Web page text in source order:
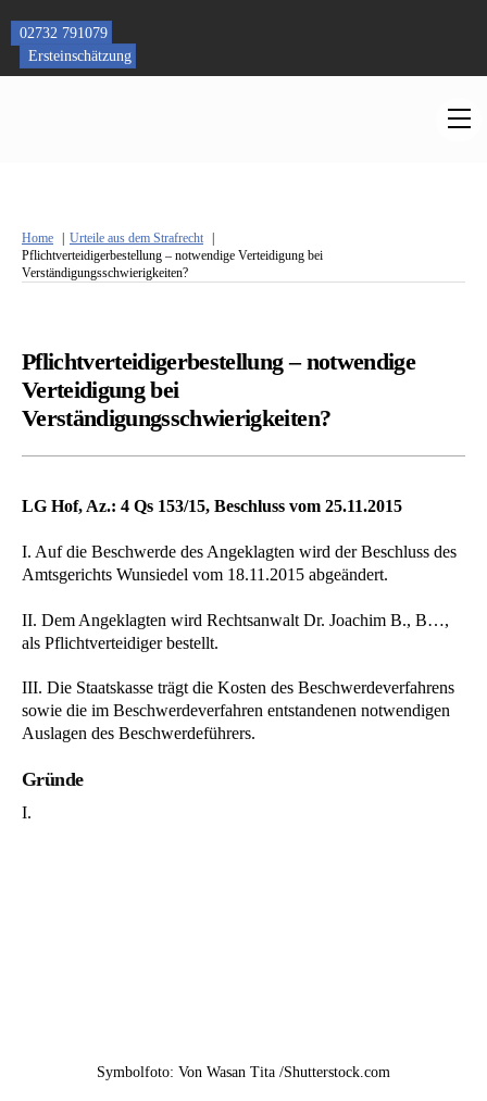
content
02732 791079
Ersteinschätzung
Home
Urteile aus dem Strafrecht
Pflichtverteidigerbestellung – notwendige Verteidigung bei
Verständigungsschwierigkeiten?
Pflichtverteidigerbestellung – notwendige
Verteidigung bei
Verständigungsschwierigkeiten?
LG Hof, Az.: 4 Qs 153/15, Beschluss vom 25.11.2015
I. Auf die Beschwerde des Angeklagten wird der Beschluss des
Amtsgerichts Wunsiedel vom 18.11.2015 abgeändert.
II. Dem Angeklagten wird Rechtsanwalt Dr. Joachim B., B…,
als Pflichtverteidiger bestellt.
III. Die Staatskasse trägt die Kosten des Beschwerdeverfahrens
sowie die im Beschwerdeverfahren entstandenen notwendigen
Auslagen des Beschwerdeführers.
Gründe
I.
Symbolfoto: Von Wasan Tita /Shutterstock.com